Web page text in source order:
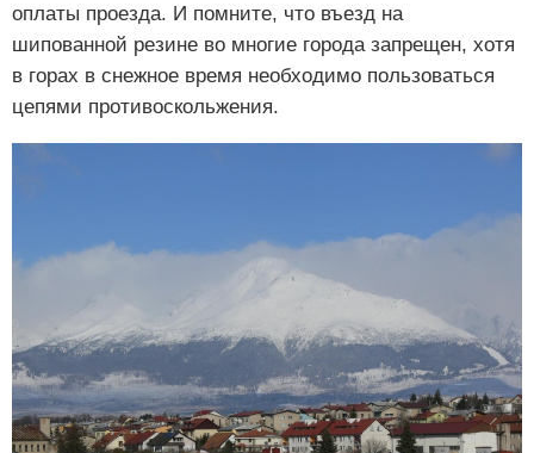
оплаты проезда. И помните, что въезд на
шипованной резине во многие города запрещен, хотя
в горах в снежное время необходимо пользоваться
цепями противоскольжения.